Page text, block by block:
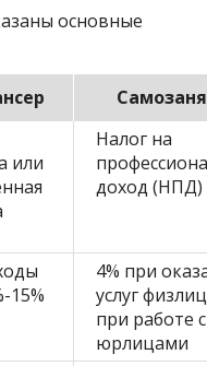
основные
или
Налог на
доход (НПД)
15%
4% при
услуг
при работе с
юрлицами